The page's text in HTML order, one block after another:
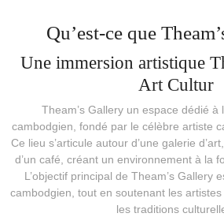
Qu’est-ce que
Une immersion artistique
Art Cultur
Theam’s Gallery un espace dédié à
cambodgien, fondé par le célèbre artiste
Ce lieu s’articule autour d’une galerie
d’un café, créant un environnement à la
L’objectif principal de Theam’s Gallery
cambodgien, tout en soutenant les
les traditions